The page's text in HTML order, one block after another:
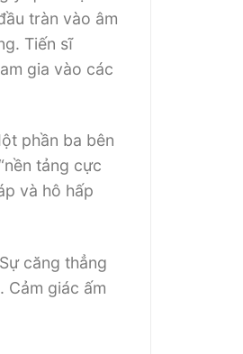
tràn vào âm
Tiến sĩ
gia vào các
phần ba bên
tảng cực
và hô hấp
căng thẳng
Cảm giác ấm